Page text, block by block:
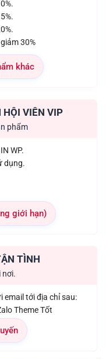
30%
khác
HỘI VIÊN VIP
phẩm
WP.
dụng.
giới hạn)
TÌNH
nơi.
email tới địa chỉ sau:
Theme Tốt